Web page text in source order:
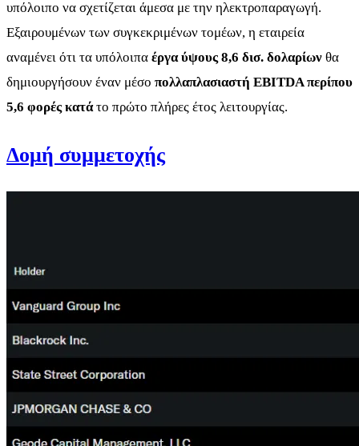
υπόλοιπο να σχετίζεται άμεσα με την ηλεκτροπαραγωγή.
Εξαιρουμένων των συγκεκριμένων τομέων, η εταιρεία
αναμένει ότι τα υπόλοιπα έργα ύψους 8,6 δισ. δολαρίων θα
δημιουργήσουν έναν μέσο πολλαπλασιαστή EBITDA περίπου
5,6 φορές κατάτο πρώτο πλήρες έτος λειτουργίας.
Δομή συμμετοχής